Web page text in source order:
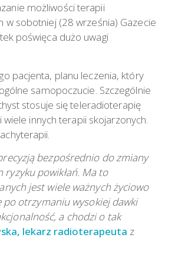
możliwości terapii
w sobotniej (28 września) Gazecie
poświęca dużo uwagi
pacjenta, planu leczenia, który
samopoczucie. Szczególnie
stosuje się teleradioterapię
innych terapii skojarzonych.
bezpośrednio do zmiany
powikłań. Ma to
jest wiele ważnych życiowo
po otrzymaniu wysokiej dawki
a chodzi o tak
lekarz radioterapeuta z